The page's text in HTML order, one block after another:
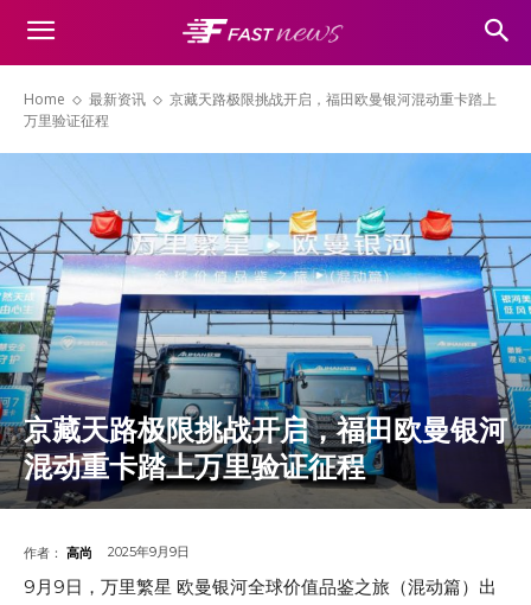
Home 最新资讯
京藏天路极限挑战开启，福田欧曼银河混动重卡踏上
万里验证征程
京藏天路极限挑战开启，福田欧曼银河
混动重卡踏上万里验证征程
作者： 高尚 2025年9月9日
9月9日，万里繁星 欧曼银河全球价值品鉴之旅（混动篇）出